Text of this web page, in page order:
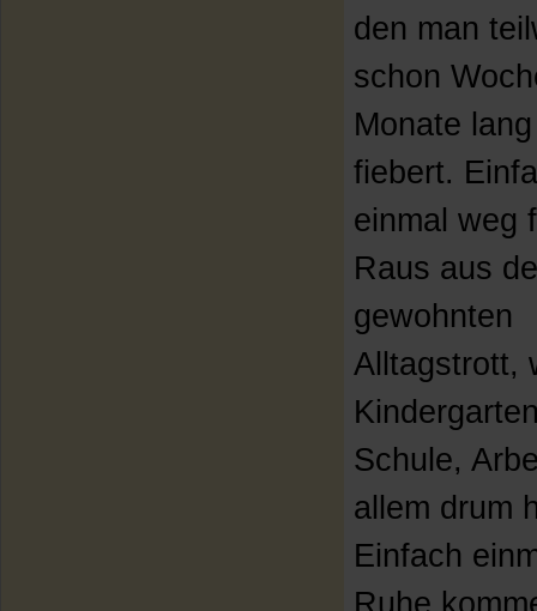
den man
schon
Monate
fiebert.
einmal weg
Raus aus
gewohnten
Alltagstrott,
Schule,
allem drum
Einfach
Ruhe